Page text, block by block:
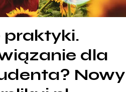
Zapisz się na studia
dla
Nowy